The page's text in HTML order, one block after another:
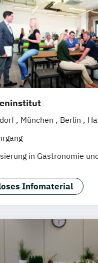
München Berlin
Rhein
in Gastronomie
im Gastgewerbe (IHK)
Küchenmeister:in (IHK)
und Nachhaltigkeit in
Infomaterial